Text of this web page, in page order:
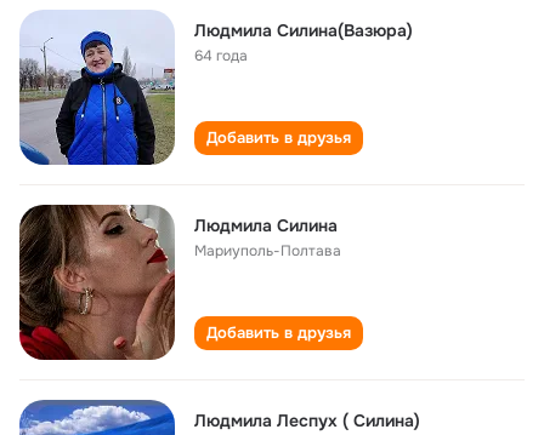
Людмила Силина(Вазюра)
64 года
Добавить в друзья
Людмила Силина
Мариуполь-Полтава
Добавить в друзья
Людмила Леспух ( Силина)